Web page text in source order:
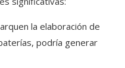
la elaboración de
podría generar